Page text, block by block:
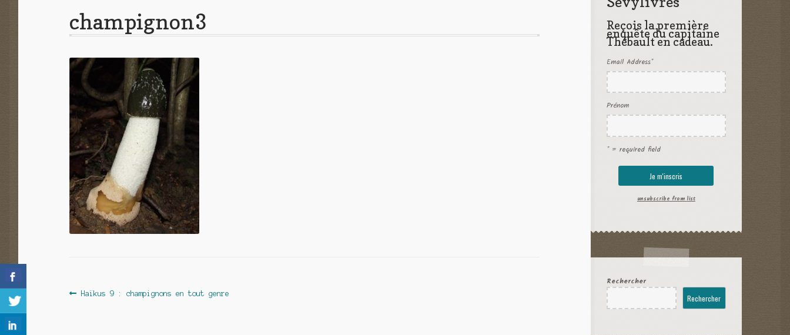
champignon3
Navigation
Article
Haïkus 9 : champignons en tout genre
Reçois la première
enquête du capitaine
Thébault en cadeau.
Email Address*
Prénom
* = required field
unsubscribe from list
Rechercher
Rechercher